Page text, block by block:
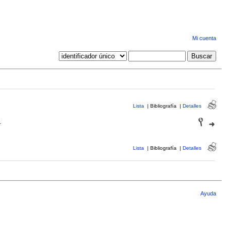
Mi cuenta
Lista | Bibliografía | Detalles
Lista | Bibliografía | Detalles
Ayuda